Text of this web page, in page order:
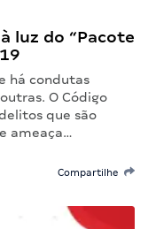
luz do “Pacote
há condutas
O Código
que são
ameaça…
Compartilhe